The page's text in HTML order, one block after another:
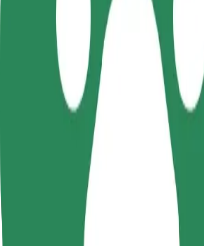
Tev no: Ida-Viru Central Hospital jānokļūst uz: Kohtla-Järve
Ida-Viru Central Hospital
Kohtla-Järve Gümnaasium
Ērtība un komforts ir tikai dažu pieskārienu attālumā!
Uzticami braucieni ikdienas vidēja izmēra auto